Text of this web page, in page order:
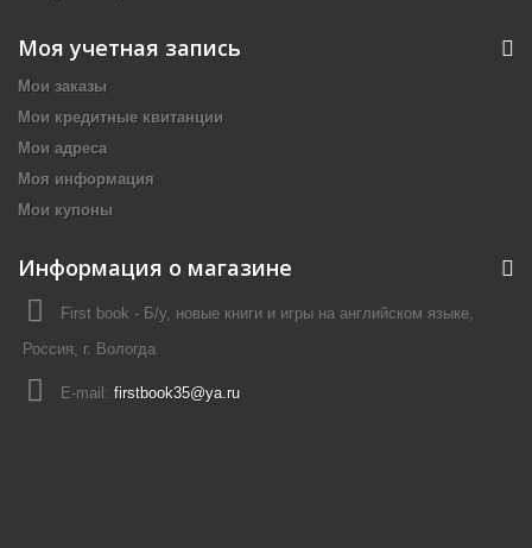
Моя учетная запись
Мои заказы
Мои кредитные квитанции
Мои адреса
Моя информация
Мои купоны
Информация о магазине
First book - Б/у, новые книги и игры на английском языке,
Россия, г. Вологда
E-mail: firstbook35@ya.ru